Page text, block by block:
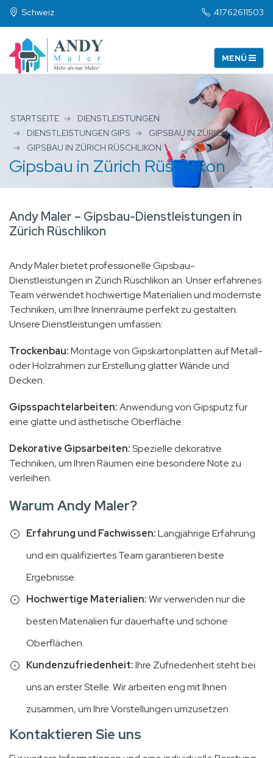
Schweiz 41762611503
STARTSEITE
DIENSTLEISTUNGEN
DIENSTLEISTUNGEN GIPS
GIPSBAU IN ZÜRICH
GIPSBAU IN ZÜRICH RÜSCHLIKON
Gipsbau in Zürich Rüschlikon
Andy Maler – Gipsbau-Dienstleistungen in
Zürich Rüschlikon
Andy Maler bietet professionelle Gipsbau-
Dienstleistungen in Zürich Rüschlikon an. Unser erfahrenes
Team verwendet hochwertige Materialien und modernste
Techniken, um Ihre Innenräume perfekt zu gestalten.
Unsere Dienstleistungen umfassen:
Trockenbau:Montage von Gipskartonplatten auf Metall-
oder Holzrahmen zur Erstellung glatter Wände und
Decken.
Gipsspachtelarbeiten:Anwendung von Gipsputz für
eine glatte und ästhetische Oberfläche.
Dekorative Gipsarbeiten:Spezielle dekorative
Techniken, um Ihren Räumen eine besondere Note zu
verleihen.
Warum Andy Maler?
Erfahrung und Fachwissen:Langjährige Erfahrung
und ein qualifiziertes Team garantieren beste
Ergebnisse.
Hochwertige Materialien:Wir verwenden nur die
besten Materialien für dauerhafte und schöne
Oberflächen.
Kundenzufriedenheit:Ihre Zufriedenheit steht bei
uns an erster Stelle. Wir arbeiten eng mit Ihnen
zusammen, um Ihre Vorstellungen umzusetzen.
Kontaktieren Sie uns